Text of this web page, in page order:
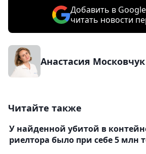
Добавить в
читать новости
Анастасия Московчук
Читайте также
У найденной убитой в
риелтора было при себе 5 млн